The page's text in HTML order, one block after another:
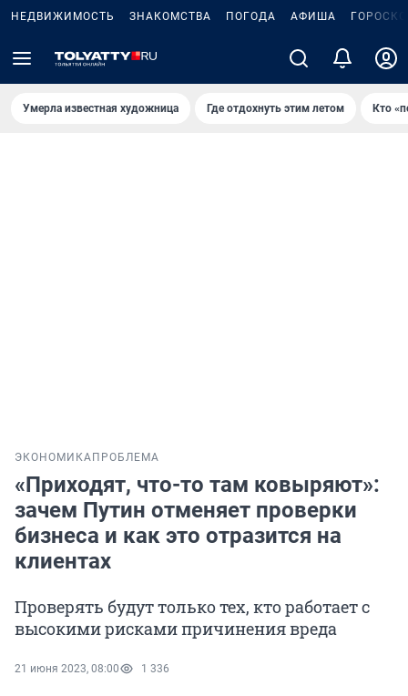
НЕДВИЖИМОСТЬ ЗНАКОМСТВА ПОГОДА АФИША
Умерла известная художница Где отдохнуть этим летом Кто
ЭКОНОМИКА ПРОБЛЕМА
«Приходят, что-то там ковыряют»:
зачем Путин отменяет проверки
бизнеса и как это отразится на
клиентах
Проверять будут только тех, кто работает с
высокими рисками причинения вреда
21 июня 2023, 08:00 1 336